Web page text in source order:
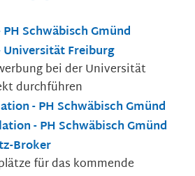
Schwäbisch Gmünd
Universität Freiburg
bei der Universität
durchführen
- PH Schwäbisch Gmünd
- PH Schwäbisch Gmünd
Broker
für das kommende